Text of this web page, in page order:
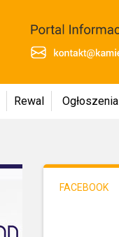
Rewal Ogłoszenia
FACEBOOK